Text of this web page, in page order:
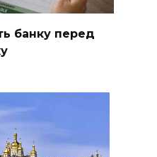
банку перед